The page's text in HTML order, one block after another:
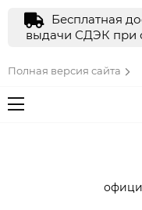
Бесплатная
выдачи СДЭК при
Полная версия сайта